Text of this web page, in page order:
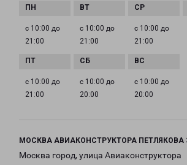
с 10:00 до
21:00
с 10:00 до
21:00
с 10:00 до
21:00
с 10:00 до
21:00
с 10:00 до
20:00
с 10:00 до
20:00
МОСКВА АВИАКОНСТРУКТОРА ПЕТЛЯКОВА
Москва город, улица Авиаконструктора